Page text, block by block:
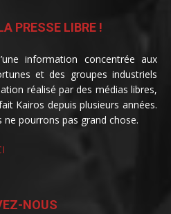
PRESSE LIBRE !
information concentrée aux
et des groupes industriels
réalisé par des médias libres,
Kairos depuis plusieurs années.
pourrons pas grand chose.
NOUS